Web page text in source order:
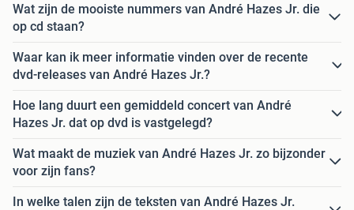
Wat zijn de mooiste nummers van André Hazes Jr. die
op cd staan?
Waar kan ik meer informatie vinden over de recente
dvd-releases van André Hazes Jr.?
Hoe lang duurt een gemiddeld concert van André
Hazes Jr. dat op dvd is vastgelegd?
Wat maakt de muziek van André Hazes Jr. zo bijzonder
voor zijn fans?
In welke talen zijn de teksten van André Hazes Jr.